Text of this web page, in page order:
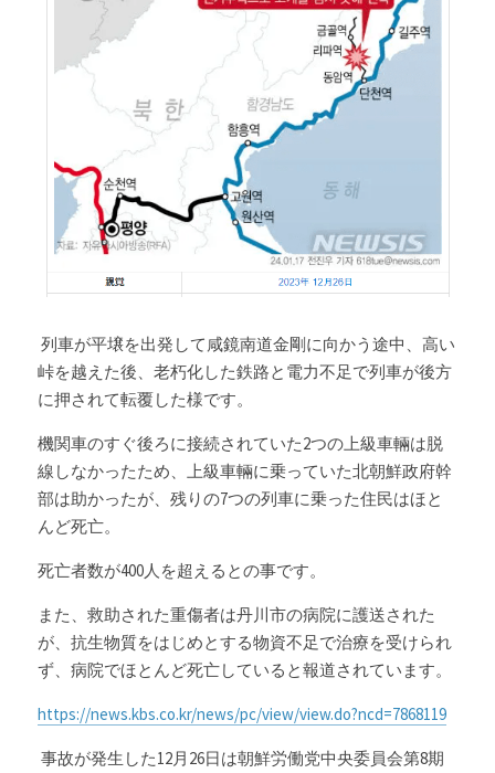
峠を越えた後、老朽化した鉄路と電力不足で列車が後方
に押されて転覆した様です。
機関車のすぐ後ろに接続されていた2つの上級車輛は脱
線しなかったため、上級車輛に乗っていた北朝鮮政府幹
部は助かったが、残りの7つの列車に乗った住民はほと
んど死亡。
死亡者数が400人を超えるとの事です。
また、救助された重傷者は丹川市の病院に護送された
が、抗生物質をはじめとする物資不足で治療を受けられ
ず、病院でほとんど死亡していると報道されています。
https://news.kbs.co.kr/news/pc/view/view.do?ncd=7868119